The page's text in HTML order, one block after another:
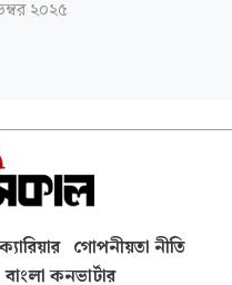
২০২৫
ক্যারিয়ার গোপনীয়তা নীতি
বাংলা কনভার্টার